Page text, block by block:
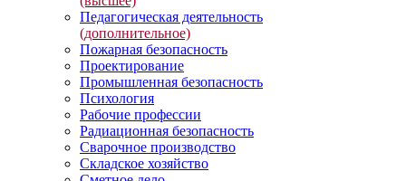
Педагогическая деятельность
(дополнительное)
Пожарная безопасность
Проектирование
Промышленная безопасность
Психология
Рабочие профессии
Радиационная безопасность
Сварочное производство
Складское хозяйство